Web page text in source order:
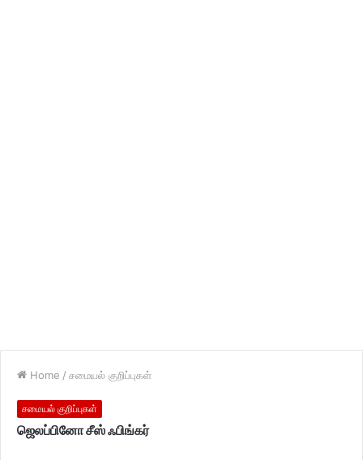
Home / சமையல் குறிப்புகள்
சமையல் குறிப்புகள்
ஜெலப்பினோ சீஸ் ஃபிங்கர்